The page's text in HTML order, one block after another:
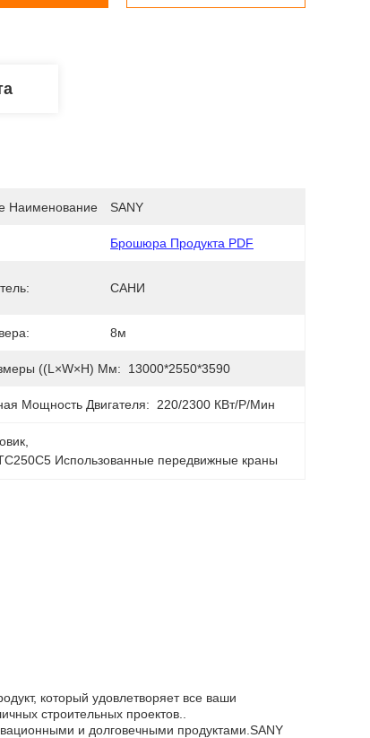
Наименование SANY
Брошюра Продукта PDF
САНИ
8м
((L×W×H) Мм: 13000*2550*3590
Мощность Двигателя: 220/2300 КВт/р/мин
Использованные передвижные краны
который удовлетворяет все ваши
строительных проектов..
и долговечными продуктами.SANY